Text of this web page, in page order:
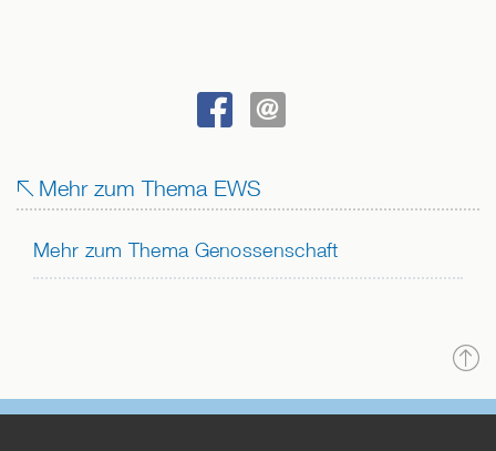
TEILEN
Mehr zum Thema EWS
Mehr zum Thema Genossenschaft